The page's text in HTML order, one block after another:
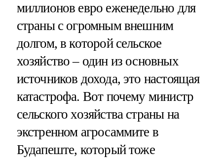
миллионов евро еженедельно для
страны с огромным внешним
долгом, в которой сельское
хозяйство – один из основных
источников дохода, это настоящая
катастрофа. Вот почему министр
сельского хозяйства страны на
экстренном агросаммите в
Будапеште, который тоже